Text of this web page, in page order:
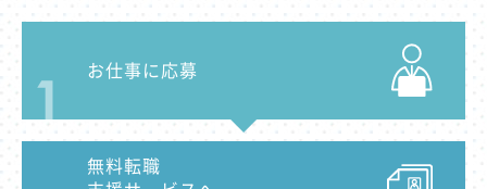
お仕事に応募
無料転職